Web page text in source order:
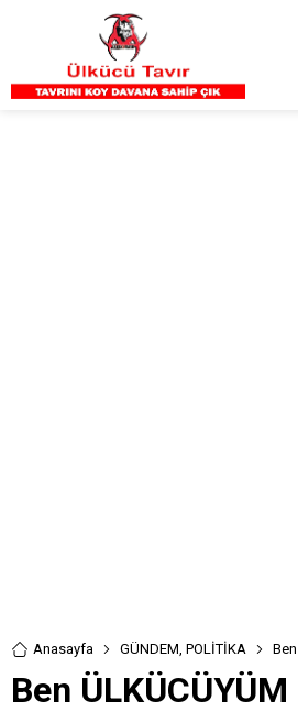
Anasayfa GÜNDEM, POLİTİKA
Ben ÜLKÜCÜYÜM